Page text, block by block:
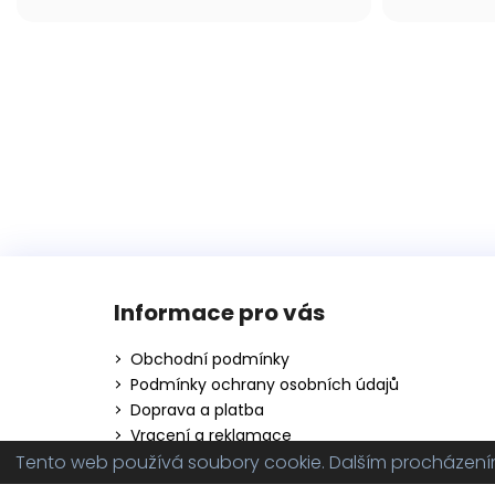
Tento web používá soubory cookie. Dalším
Informace pro vás
Obchodní podmínky
Podmínky ochrany osobních údajů
Doprava a platba
Vracení a reklamace